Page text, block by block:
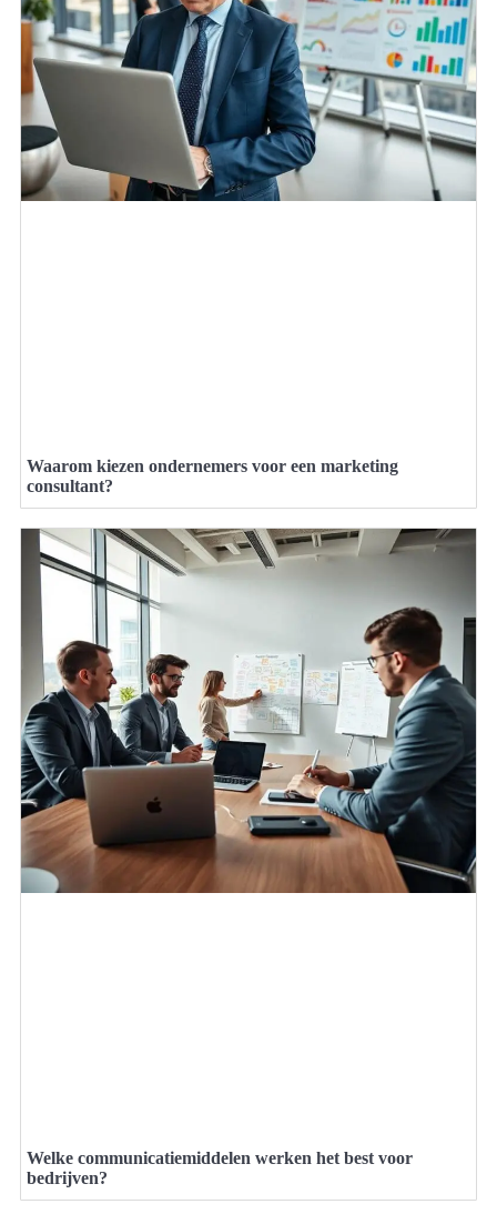
Waarom kiezen ondernemers voor een marketing
consultant?
Welke communicatiemiddelen werken het best voor
bedrijven?